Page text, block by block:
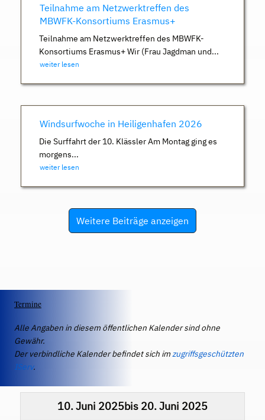
Teilnahme am Netzwerktreffen des
MBWFK-Konsortiums Erasmus+
Teilnahme am Netzwerktreffen des MBWFK-
Konsortiums Erasmus+ Wir (Frau Jagdman und...
weiter lesen
Windsurfwoche in Heiligenhafen 2026
Die Surffahrt der 10. Klässler Am Montag ging es
morgens...
weiter lesen
Weitere Beiträge anzeigen
Termine
Alle Angaben in diesem öffentlichen Kalender sind ohne
Gewähr.
Der verbindliche Kalender befindet sich imzugriffsgeschützten
IServ.
10. Juni 2025bis 20. Juni 2025